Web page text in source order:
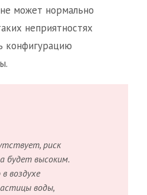
может нормально
неприятностях
конфигурацию
риск
будет высоким.
воздухе
воды,